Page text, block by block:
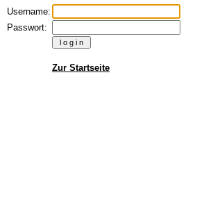
Username:
Passwort:
Zur Startseite